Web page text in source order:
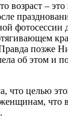
возраст –
фотосессии
позже
об этом и
что целью
что